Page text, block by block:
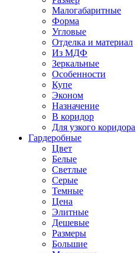
Малогабаритные
Форма
Угловые
Отделка и материал
Из МДФ
Зеркальные
Особенности
Купе
Эконом
Назначение
В коридор
Для узкого коридора
Гардеробные
Цвет
Белые
Светлые
Серые
Темные
Цена
Элитные
Дешевые
Размеры
Большие